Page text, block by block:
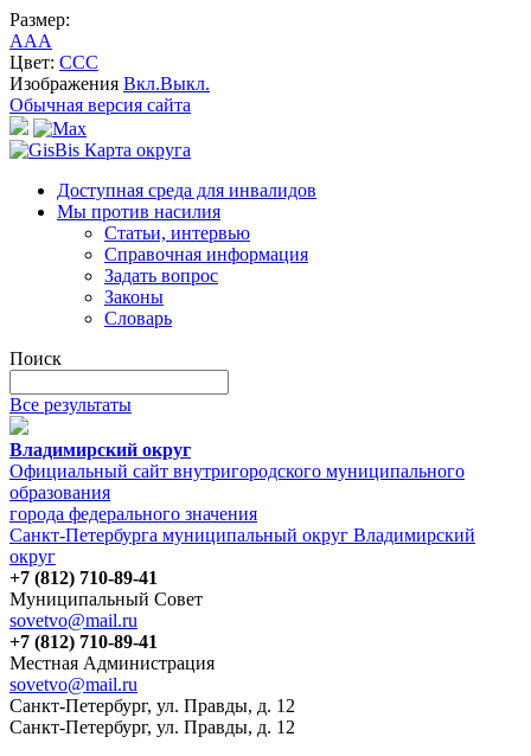
Размер:
AAA
Цвет: CCC
Изображения Вкл.Выкл.
Обычная версия сайта
Карта округа
Доступная среда для инвалидов
Мы против насилия
Статьи, интервью
Справочная информация
Задать вопрос
Законы
Словарь
Поиск
Все результаты
Владимирский округ
Официальный сайт внутригородского муниципального
образования
города федерального значения
Санкт-Петербурга муниципальный округ Владимирский
округ
+7 (812) 710-89-41
Муниципальный Совет
sovetvo@mail.ru
+7 (812) 710-89-41
Местная Администрация
sovetvo@mail.ru
Санкт-Петербург, ул. Правды, д. 12
Санкт-Петербург, ул. Правды, д. 12